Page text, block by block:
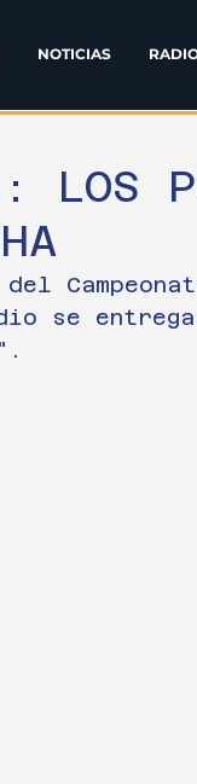
NOTICIAS
LOS
se